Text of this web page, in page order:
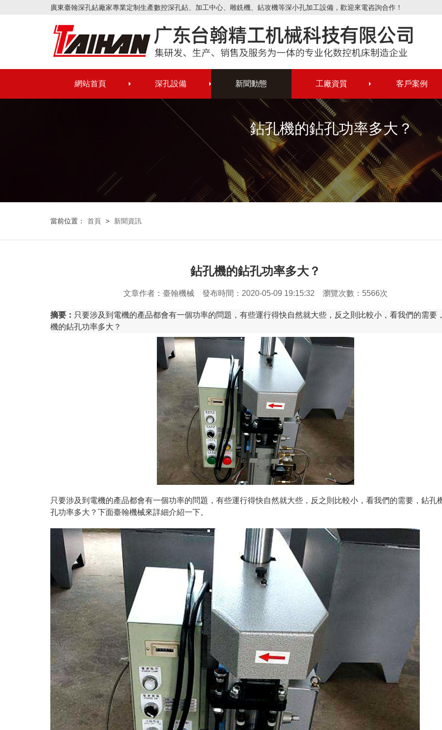
廣東臺翰深孔鉆廠家專業定制生產數控深孔鉆、加工中心、雕銑機、鉆攻機等深小孔加工設備，歡迎來電咨詢合作！
網站首頁 深孔設備 新聞動態 工廠資質 客戶案例
鉆孔機的鉆孔功率多大？
當前位置： 首頁 > 新聞資訊
鉆孔機的鉆孔功率多大？
文章作者：臺翰機械 發布時間： 2020-05-09 19:15:32 瀏覽次數：5566次
摘要： 只要涉及到電機的產品都會有一個功率的問題，有些運行得快自然就大些，反之則比較小，看我們的需要
機的鉆孔功率多大？
只要涉及到電機的產品都會有一個功率的問題，有些運行得快自然就大些，反之則比較小，看我們的需要，鉆孔
孔功率多大？下面臺翰機械來詳細介紹一下。